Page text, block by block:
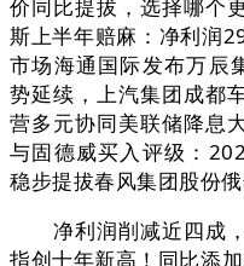
价同比提拔，选择哪个
斯上半年赔麻：净利润
市场海通国际发布万辰
势延续，上汽集团成都
营多元协同美联储降息
与固德威买入评级：
稳步提拔春风集团股份
净利润削减近四成，
指创十年新高！同比添